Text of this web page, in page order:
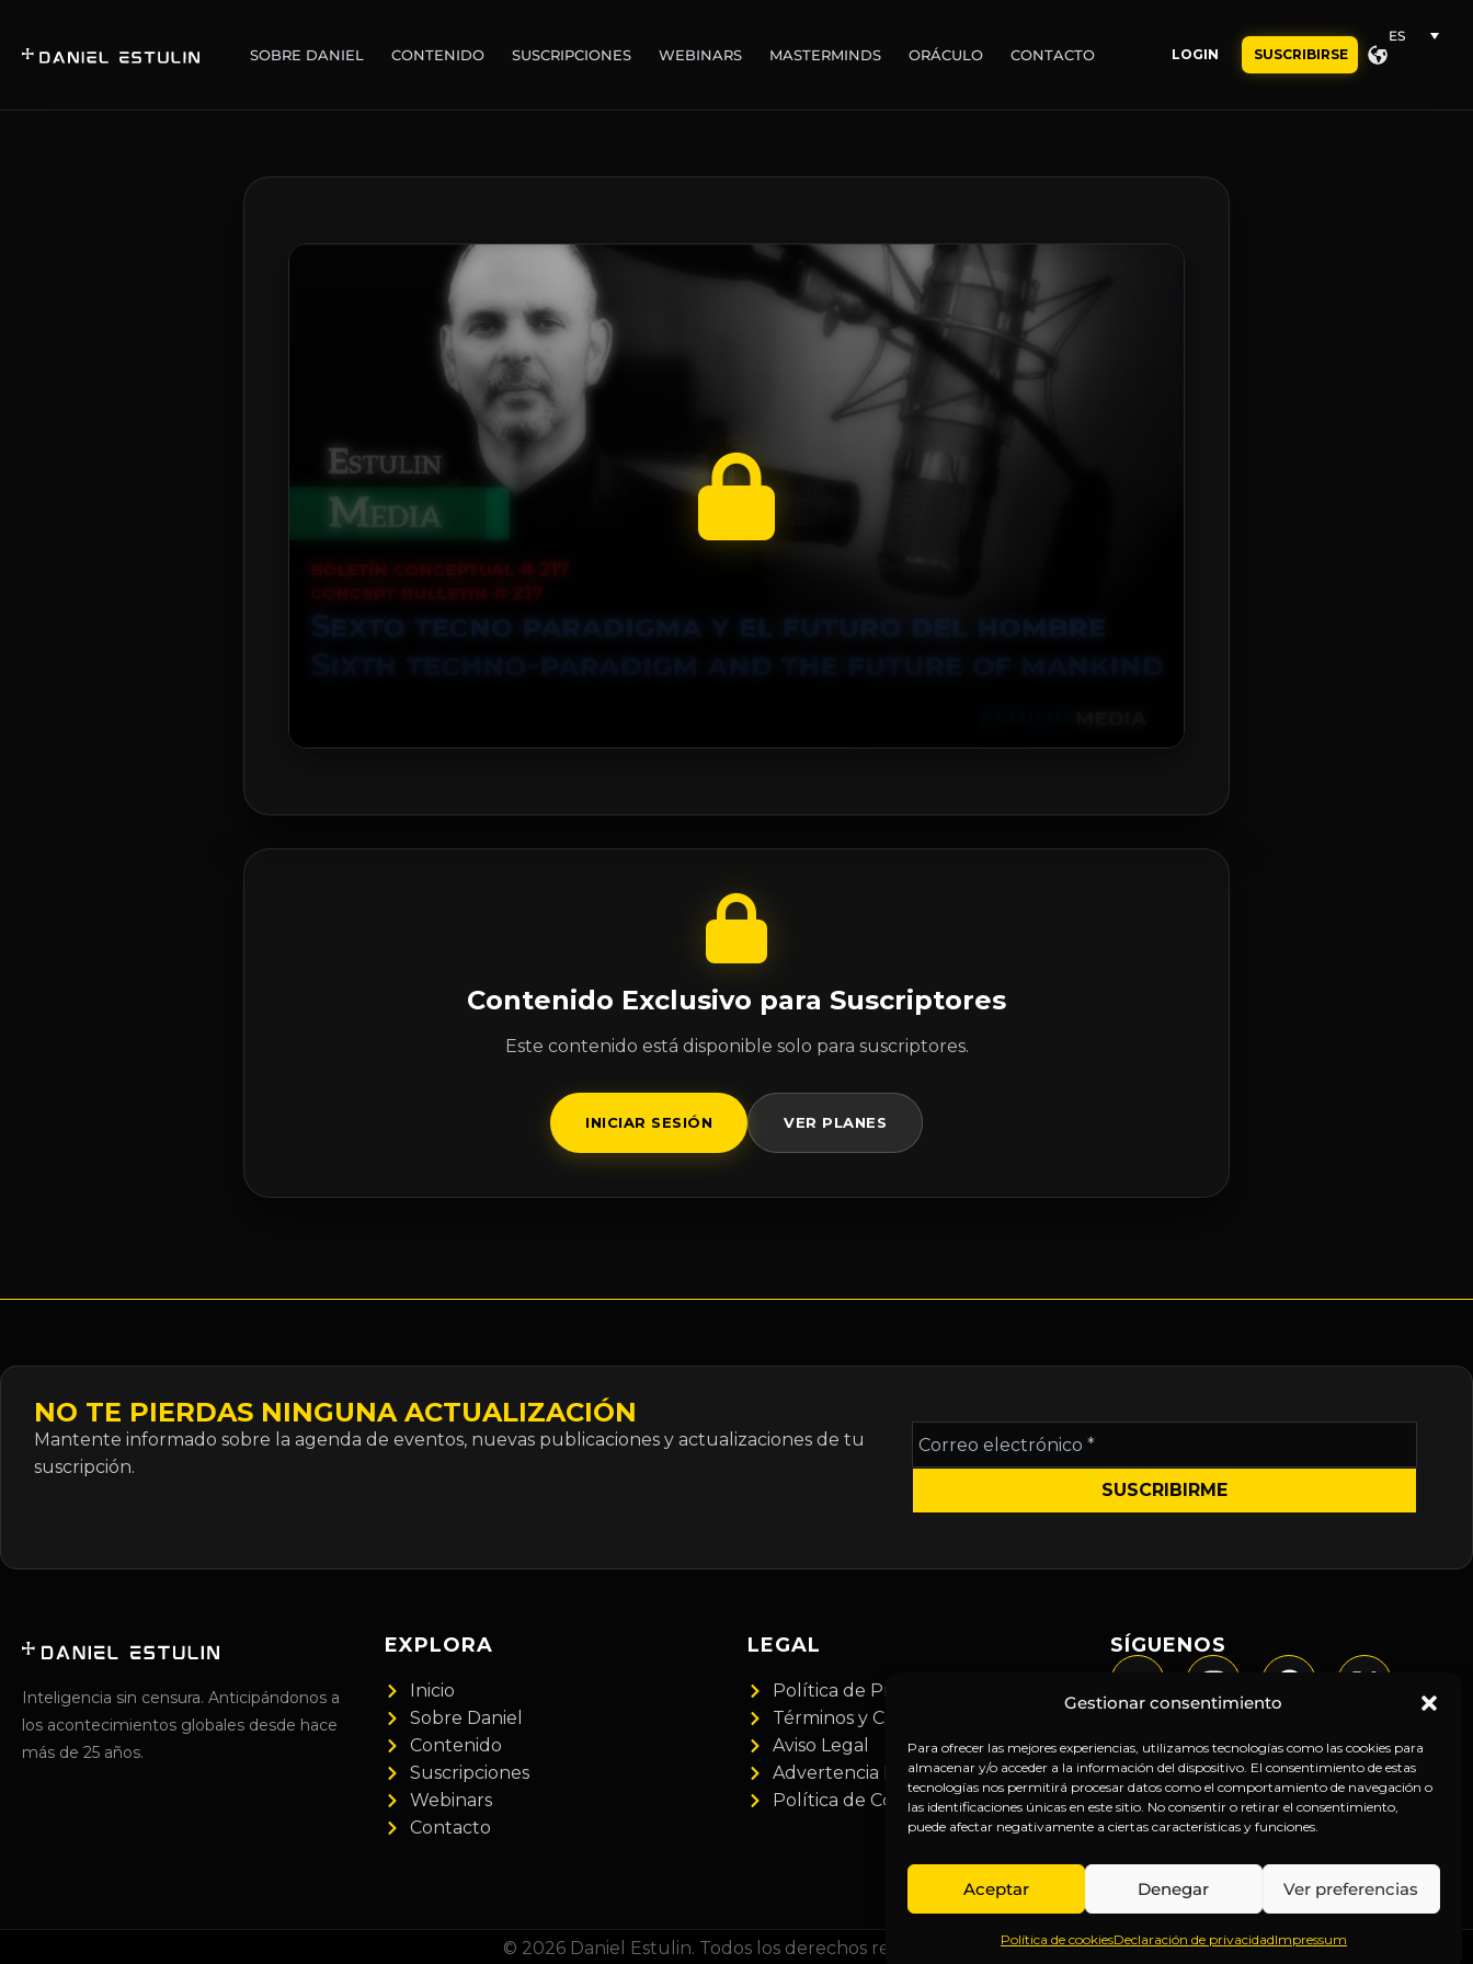
Gestionar consentimiento
Para ofrecer las mejores experiencias, utilizamos tecnologías como las cookies para
almacenar y/o acceder a la información del dispositivo. El consentimiento de estas
tecnologías nos permitirá procesar datos como el comportamiento de navegación o
las identificaciones únicas en este sitio. No consentir o retirar el consentimiento,
puede afectar negativamente a ciertas características y funciones.
Aceptar Denegar Ver preferencias
Política de cookiesDeclaración de privacidadImpressum
SOBRE DANIEL CONTENIDO SUSCRIPCIONES WEBINARS MASTERMINDS ORÁCULO CONTACTO LOGIN SUSCRIBIRSE
ES
Contenido Exclusivo para Suscriptores
Este contenido está disponible solo para suscriptores.
INICIAR SESIÓN VER PLANES
NO TE PIERDAS NINGUNA ACTUALIZACIÓN
Mantente informado sobre la agenda de eventos, nuevas publicaciones y actualizaciones de tu
suscripción.
Correo
electrónico
*
Inteligencia sin censura. Anticipándonos a
los acontecimientos globales desde hace
más de 25 años.
EXPLORA
Inicio
Sobre Daniel
Contenido
Suscripciones
Webinars
Contacto
LEGAL
Política de Privacidad
Términos y Condiciones
Aviso Legal
Advertencia Financiera
Política de Cookies
SÍGUENOS
© 2026 Daniel Estulin. Todos los derechos reservados.